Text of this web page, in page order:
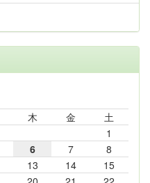
木 金
土
1
6 7
8
13 14
15